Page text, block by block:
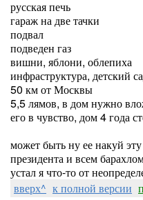
русская печь
гараж на две тачки
подвал
подведен газ
вишни, яблони, облепиха
инфраструктура, детский
50 км от Москвы
5,5 лямов, в дом нужно
его в чувство, дом 4 года
может быть ну ее накуй
президента и всем
устал я что-то от
вверх^ к полной версии